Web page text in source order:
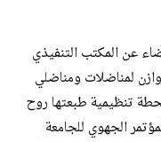
عن المكتب التنفيذي
لمناضلات ومناضلي
محطة تنظيمية طبعتها روح
الجهوي للجامعة